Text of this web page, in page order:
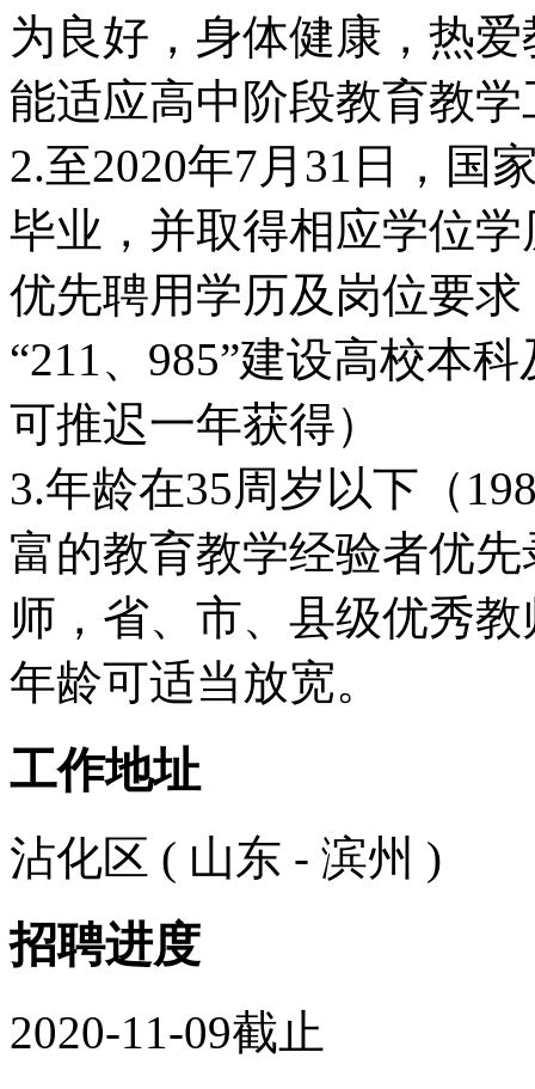
为良好，身体健康，热
能适应高中阶段教育教
2.至2020年7月31日，国
毕业，并取得相应学位
优先聘用学历及岗位要求
“211、985”建设高校本
可推迟一年获得）
3.年龄在35周岁以下（
富的教育教学经验者优
师，省、市、县级优秀
年龄可适当放宽。
工作地址
沾化区 ( 山东 - 滨州 )
招聘进度
2020-11-09截止